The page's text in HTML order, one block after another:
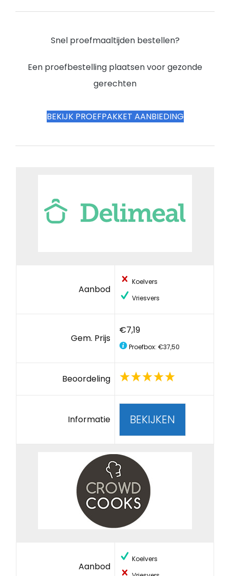
Snel proefmaaltijden bestellen?
Een proefbestelling plaatsen voor gezonde
gerechten
BEKIJK PROEFPAKKET AANBIEDING
Aanbod
Koelvers
Vriesvers
Gem. Prijs
€7,19
Proefbox: €37,50
Beoordeling
Informatie BEKIJKEN
Aanbod
Koelvers